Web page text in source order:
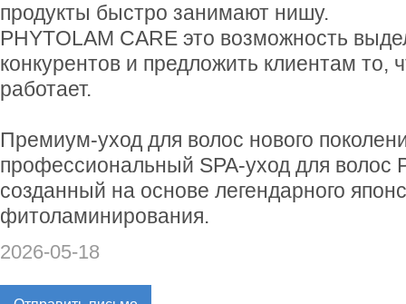
продукты быстро занимают нишу.
PHYTOLAM CARE это возможность
конкурентов и предложить клиентам то,
работает.
Премиум-уход для волос нового
профессиональный SPA-уход для волос
созданный на основе легендарного
фитоламинирования.
2026-05-18